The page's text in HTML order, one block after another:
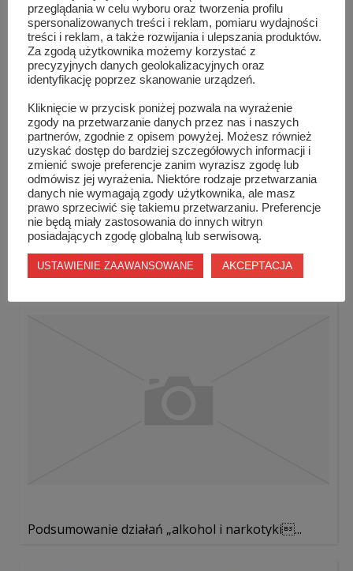
Wszystkich Świętych i 15. kwesta na szydłowieckim
...
Podsumowanie działań „alkohol i narkotyki...
przeglądania w celu wyboru oraz tworzenia profilu
spersonalizowanych treści i reklam, pomiaru wydajności
treści i reklam, a także rozwijania i ulepszania produktów.
Za zgodą użytkownika możemy korzystać z
precyzyjnych danych geolokalizacyjnych oraz
identyfikację poprzez skanowanie urządzeń.
Kliknięcie w przycisk poniżej pozwala na wyrażenie
zgody na przetwarzanie danych przez nas i naszych
partnerów, zgodnie z opisem powyżej. Możesz również
uzyskać dostęp do bardziej szczegółowych informacji i
zmienić swoje preferencje zanim wyrazisz zgodę lub
odmówisz jej wyrażenia. Niektóre rodzaje przetwarzania
danych nie wymagają zgody użytkownika, ale masz
prawo sprzeciwić się takiemu przetwarzaniu. Preferencje
nie będą miały zastosowania do innych witryn
posiadających zgodę globalną lub serwisową.
USTAWIENIE ZAAWANSOWANE AKCEPTACJA